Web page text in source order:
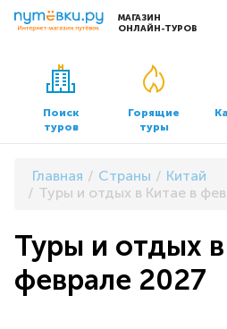
МАГАЗИН
ОНЛАЙН-ТУРОВ
Сервисы
Бронирование отелей
Трансфер
О
О
Поиск
туров
Горящие
туры
Главная Страны
Китай
Туры и отдых в Китае в
Туры и отдых
феврале 2027